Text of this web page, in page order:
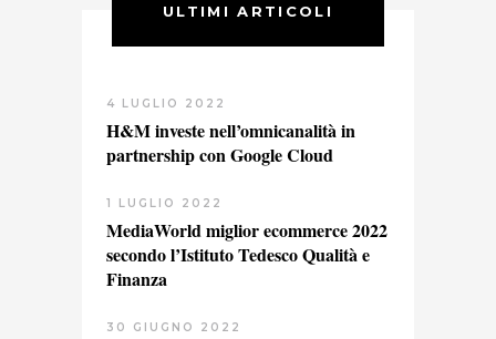
ULTIMI ARTICOLI
4 LUGLIO 2022
H&M investe nell’omnicanalità in
partnership con Google Cloud
1 LUGLIO 2022
MediaWorld miglior ecommerce 2022
secondo l’Istituto Tedesco Qualità e
Finanza
30 GIUGNO 2022